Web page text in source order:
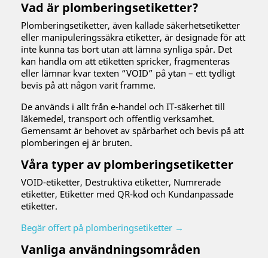
Vad är plomberingsetiketter?
Plomberingsetiketter, även kallade säkerhetsetiketter
eller manipuleringssäkra etiketter, är designade för att
inte kunna tas bort utan att lämna synliga spår. Det
kan handla om att etiketten spricker, fragmenteras
eller lämnar kvar texten “VOID” på ytan – ett tydligt
bevis på att någon varit framme.
De används i allt från e-handel och IT-säkerhet till
läkemedel, transport och offentlig verksamhet.
Gemensamt är behovet av spårbarhet och bevis på att
plomberingen ej är bruten.
Våra typer av plomberingsetiketter
VOID-etiketter, Destruktiva etiketter, Numrerade
etiketter, Etiketter med QR-kod och Kundanpassade
etiketter.
Begär offert på plomberingsetiketter →
Vanliga användningsområden